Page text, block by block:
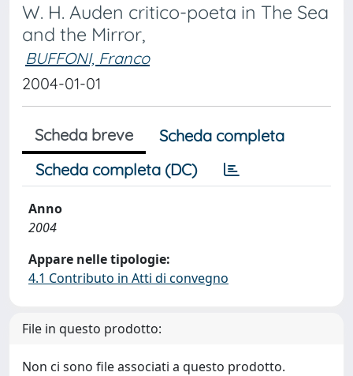
W. H. Auden critico-poeta in The Sea
and the Mirror,
BUFFONI, Franco
2004-01-01
Scheda breve
Scheda completa
Scheda completa (DC)
Anno
2004
Appare nelle tipologie:
4.1 Contributo in Atti di convegno
File in questo prodotto:
Non ci sono file associati a questo prodotto.